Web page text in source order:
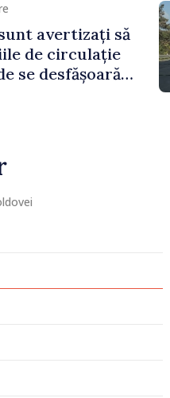
avertizați să
de circulație
se desfășoară